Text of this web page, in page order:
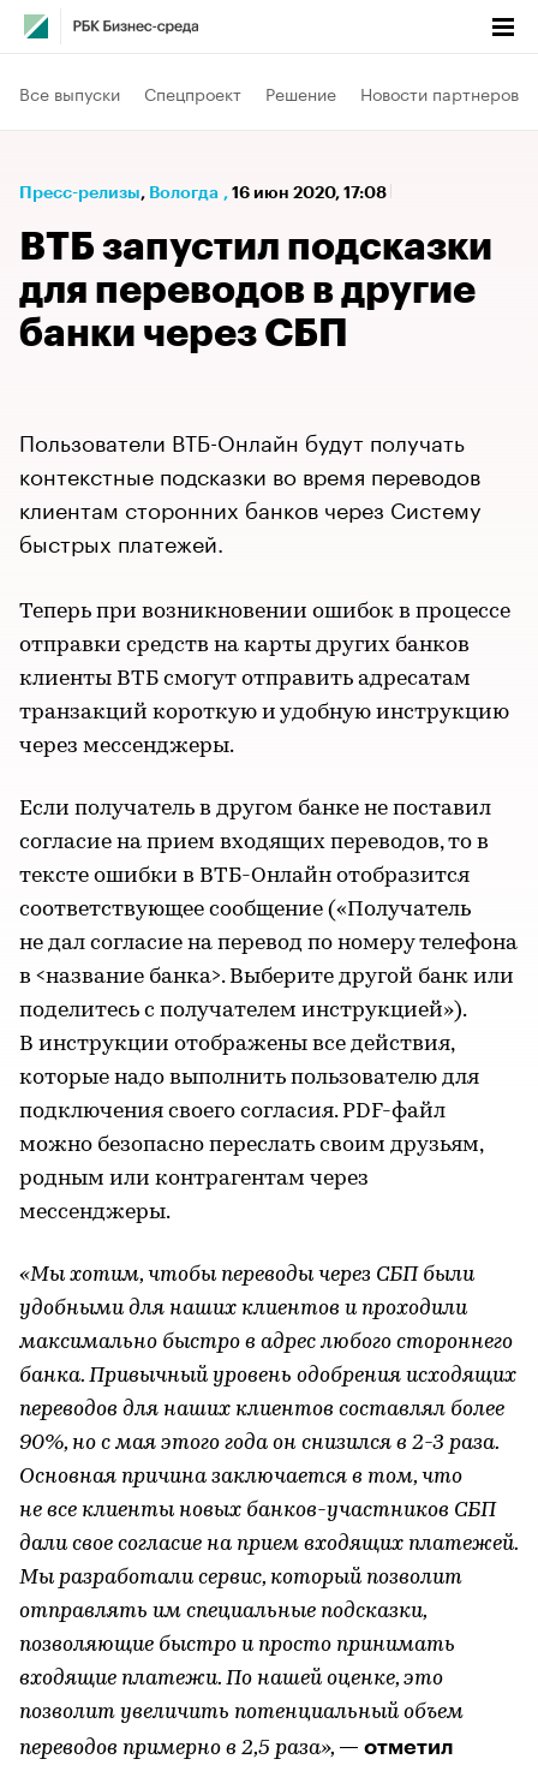
Все выпуски Спецпроект Решение Новости партнеров
Пресс-релизы⁠, Вологда , 16 июн 2020, 17:08
ВТБ запустил подсказки
для переводов в другие
банки через СБП
Пользователи ВТБ-Онлайн будут получать
контекстные подсказки во время переводов
клиентам сторонних банков через Систему
быстрых платежей.
Теперь при возникновении ошибок в процессе
отправки средств на карты других банков
клиенты ВТБ смогут отправить адресатам
транзакций короткую и удобную инструкцию
через мессенджеры.
Если получатель в другом банке не поставил
согласие на прием входящих переводов, то в
тексте ошибки в ВТБ-Онлайн отобразится
соответствующее сообщение («Получатель
не дал согласие на перевод по номеру телефона
в <название банка>. Выберите другой банк или
поделитесь с получателем инструкцией»).
В инструкции отображены все действия,
которые надо выполнить пользователю для
подключения своего согласия. PDF-файл
можно безопасно переслать своим друзьям,
родным или контрагентам через
мессенджеры.
«Мы хотим, чтобы переводы через СБП были
удобными для наших клиентов и проходили
максимально быстро в адрес любого стороннего
банка. Привычный уровень одобрения исходящих
переводов для наших клиентов составлял более
90%, но с мая этого года он снизился в 2-3 раза.
Основная причина заключается в том, что
не все клиенты новых банков-участников СБП
дали свое согласие на прием входящих платежей.
Мы разработали сервис, который позволит
отправлять им специальные подсказки,
позволяющие быстро и просто принимать
входящие платежи. По нашей оценке, это
позволит увеличить потенциальный объем
переводов примерно в 2,5 раза», — отметил